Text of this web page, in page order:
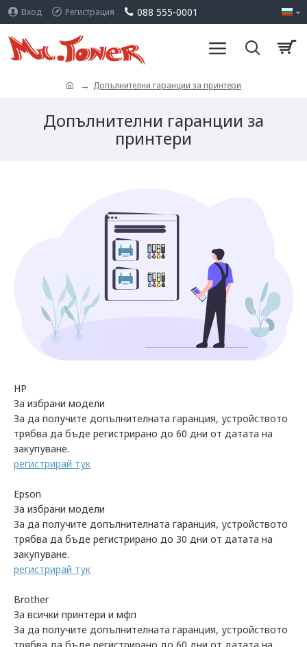
Вход Регистрация 088 555-0001
Допълнителни гаранции за принтери
Допълнителни гаранции за
принтери
HP
За избрани модели
За да получите допълнителната гаранция, устройството
трябва да бъде регистрирано до 60 дни от датата на
закупуване.
регистрирай тук
Epson
За избрани модели
За да получите допълнителната гаранция, устройството
трябва да бъде регистрирано до 30 дни от датата на
закупуване.
регистрирай тук
Brother
За всички принтери и мфп
За да получите допълнителната гаранция, устройството